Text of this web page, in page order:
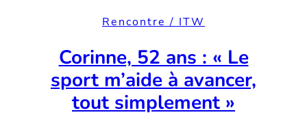
Rencontre / ITW
Corinne, 52 ans : « Le
sport m’aide à avancer,
tout simplement »